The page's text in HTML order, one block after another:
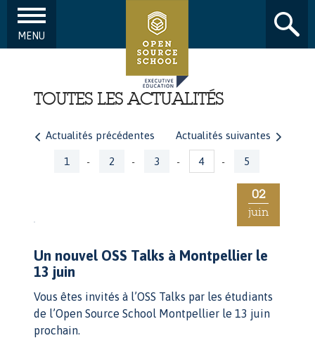
MENU
TOUTES LES ACTUALITÉS
Actualités suivantes
Actualités précédentes
1 - 2 - 3 - 4 - 5
02
juin
Un nouvel OSS Talks à Montpellier le
13 juin
Vous êtes invités à l’OSS Talks par les étudiants
de l’Open Source School Montpellier le 13 juin
prochain.